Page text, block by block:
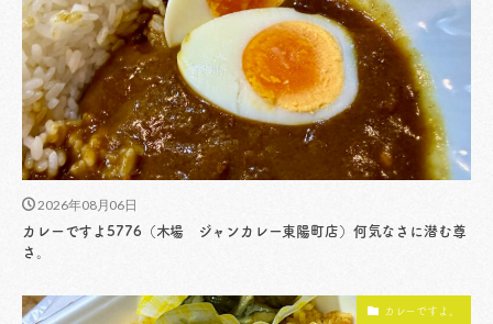
2026年08月06日
カレーですよ5776（木場 ジャンカレー東陽町店）何気なさに潜む尊
さ。
カレーですよ。